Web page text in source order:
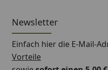
Newsletter
Einfach hier die E-Mail-
Vorteile